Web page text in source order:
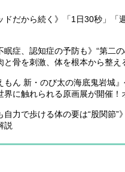
ドだから続く》「1日30秒」
眠症、認知症の予防も》“第二
と骨を刺激、体を根本から整え
もん 新・のび太の海底鬼岩城
界に触れられる原画展が開催！
自力で歩ける体の要は“股関節
説